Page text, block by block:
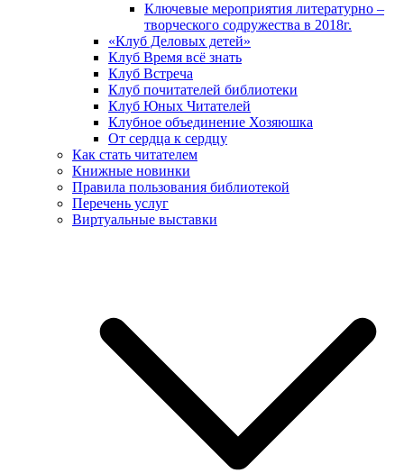
Ключевые мероприятия литературно –
творческого содружества в 2018г.
«Клуб Деловых детей»
Клуб Время всё знать
Клуб Встреча
Клуб почитателей библиотеки
Клуб Юных Читателей
Клубное объединение Хозяюшка
От сердца к сердцу
Как стать читателем
Книжные новинки
Правила пользования библиотекой
Перечень услуг
Виртуальные выставки